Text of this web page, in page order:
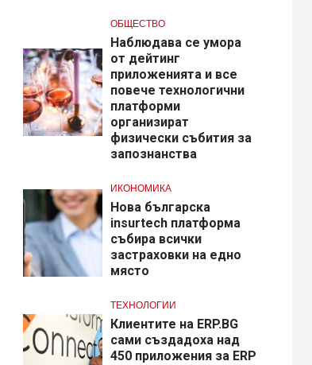
ОБЩЕСТВО
Наблюдава се умора
от дейтинг
приложенията и все
повече технологични
платформи
организират
физически събития за
запознанства
ИКОНОМИКА
Нова българска
insurtech платформа
събира всички
застраховки на едно
място
ТЕХНОЛОГИИ
Клиентите на ERP.BG
сами създадоха над
450 приложения за ERP